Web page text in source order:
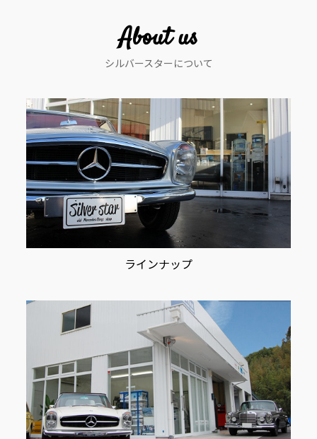
ン
About us
シルバースターについて
ラインナップ